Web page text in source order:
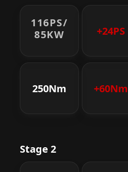
116PS/
85KW
+24PS
250Nm +60Nm
Stage 2